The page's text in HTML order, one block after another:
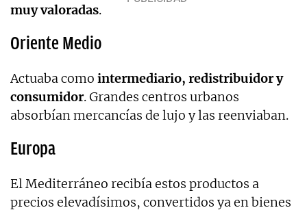
muy valoradas.
Oriente Medio
Actuaba como intermediario, redistribuidor y
consumidor. Grandes centros urbanos
absorbían mercancías de lujo y las reenviaban.
Europa
El Mediterráneo recibía estos productos a
precios elevadísimos, convertidos ya en bienes